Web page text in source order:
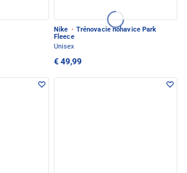
Nike · Trénovacie nohavice Park
Fleece
Unisex
€ 49,99